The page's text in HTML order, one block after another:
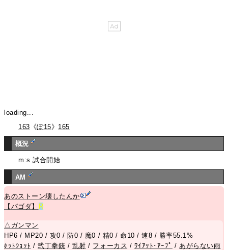
loading...
163 《ぽ15》 165
概況
m:s 試合開始
AM
あのストーン壊したんか
【パゴダ】
R
△ ガンマン
HP6 / MP20 / 攻0 / 防0 / 魔0 / 精0 / 命10 / 速8 / 勝率55.1%
ﾎｯﾄｼｮｯﾄ /弐丁拳銃 / 乱射 / フォーカス / ﾜｲｱｯﾄ･ｱｰﾌﾟ / あがらない雨